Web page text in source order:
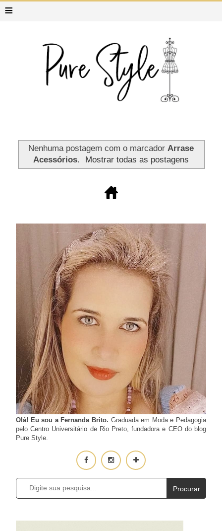
≡
Nenhuma postagem com o marcador Arrase
Acessórios. Mostrar todas as postagens
Olá! Eu sou a Fernanda Brito. Graduada em Moda e Pedagogia
pelo Centro Universitário de Rio Preto, fundadora e CEO do blog
Pure Style.
Procurar